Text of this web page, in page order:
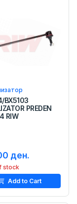
BX5103
PREDEN
RIW
ден.
stock
Add to Cart